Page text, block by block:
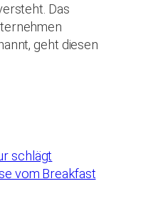
Das
geht diesen